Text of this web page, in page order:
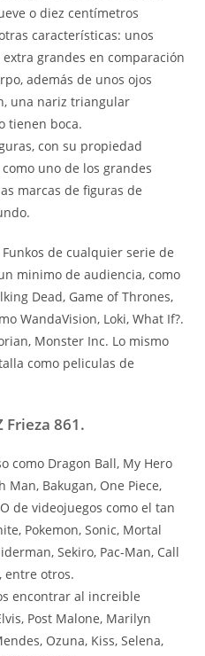
o diez centímetros
características: unos
grandes en comparación
además de unos ojos
una nariz triangular
tienen boca.
con su propiedad
uno de los grandes
marcas de figuras de
de cualquier serie de
minimo de audiencia, como
Dead, Game of Thrones,
WandaVision, Loki, What If?.
Monster Inc. Lo mismo
como peliculas de
Frieza 861.
como Dragon Ball, My Hero
Man, Bakugan, One Piece,
de videojuegos como el tan
Pokemon, Sonic, Mortal
Sekiro, Pac-Man, Call
entre otros.
encontrar al increible
Post Malone, Marilyn
Ozuna, Kiss, Selena,